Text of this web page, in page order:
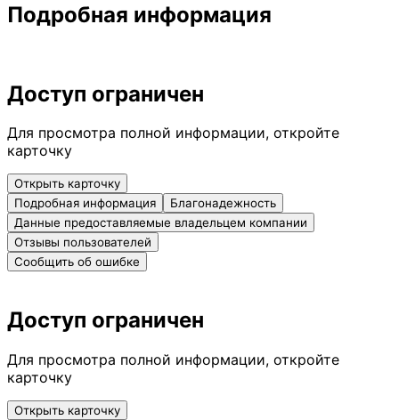
Подробная информация
Доступ ограничен
Для просмотра полной информации, откройте
карточку
Открыть карточку
Подробная информация
Благонадежность
Данные предоставляемые владельцем компании
Отзывы пользователей
Сообщить об ошибке
Доступ ограничен
Для просмотра полной информации, откройте
карточку
Открыть карточку